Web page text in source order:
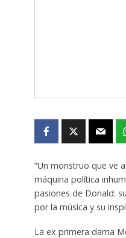
“Un monstruo que ve
máquina política
pasiones de Donald:
por la música y su
La ex primera dama